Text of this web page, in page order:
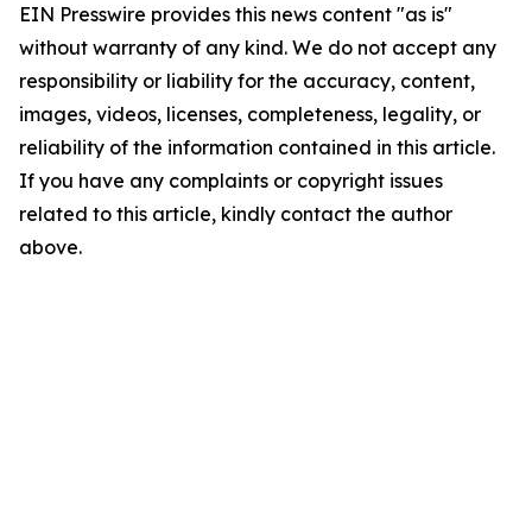
EIN Presswire provides this news content "as is"
without warranty of any kind. We do not accept any
responsibility or liability for the accuracy, content,
images, videos, licenses, completeness, legality, or
reliability of the information contained in this article.
If you have any complaints or copyright issues
related to this article, kindly contact the author
above.